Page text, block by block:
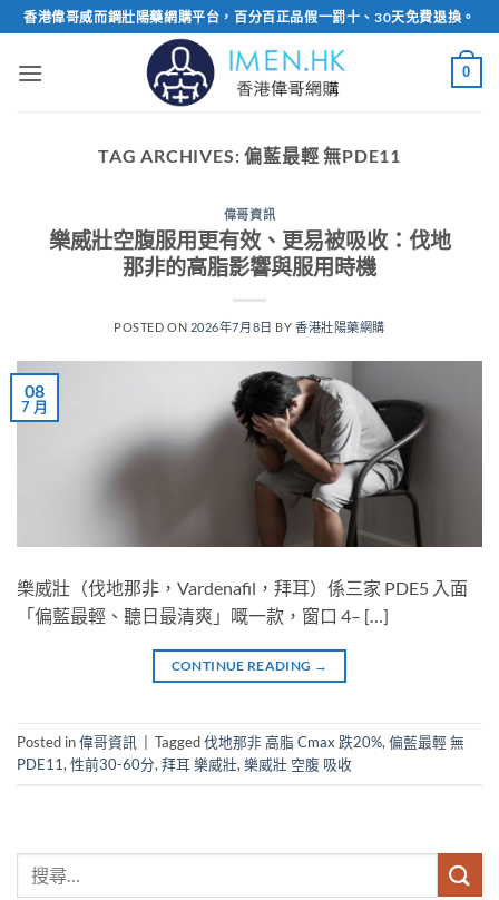
Skip
to
content
香港偉哥威而鋼壯陽藥網購平台，百分百正品假一罰十、30天免費退換。
0
TAG ARCHIVES:偏藍最輕 無PDE11
偉哥資訊
樂威壯空腹服用更有效、更易被吸收：伐地
那非的高脂影響與服用時機
POSTED ON 2026年7月8日 BY 香港壯陽藥網購
08
7 月
樂威壯（伐地那非，Vardenafil，拜耳）係三家 PDE5 入面
「偏藍最輕、聽日最清爽」嘅一款，窗口 4– […]
CONTINUE READING →
Posted in偉哥資訊 Tagged伐地那非 高脂 Cmax 跌20%, 偏藍最輕 無
PDE11, 性前30-60分, 拜耳 樂威壯, 樂威壯 空腹 吸收